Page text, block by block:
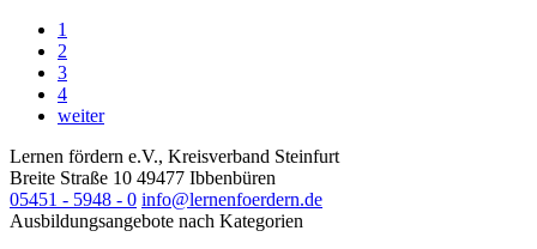
1
2
3
4
weiter
Lernen fördern e.V., Kreisverband Steinfurt
Breite Straße 10 49477 Ibbenbüren
05451 - 5948 - 0 info@lernenfoerdern.de
Ausbildungsangebote nach Kategorien